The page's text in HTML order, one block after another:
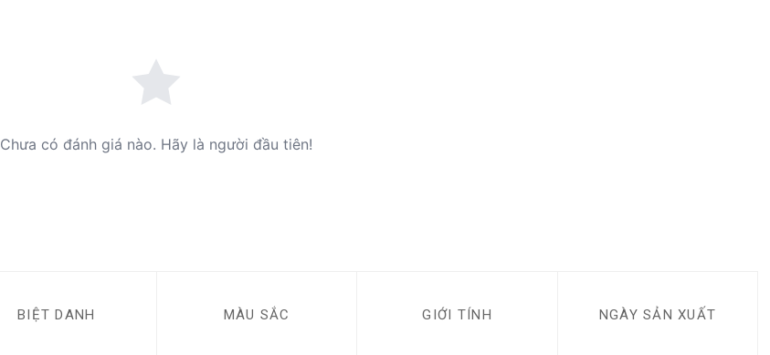
Chưa có đánh giá nào. Hãy là người đầu tiên!
BIỆT DANH MÀU SẮC GIỚI TÍNH NGÀY SẢN XUẤT